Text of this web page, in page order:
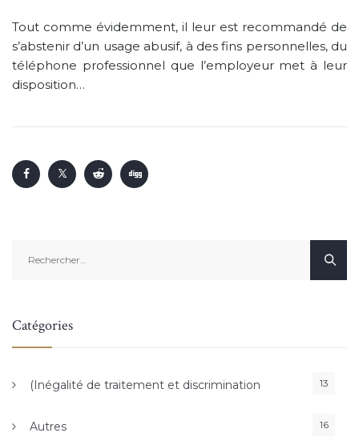
Tout comme évidemment, il leur est recommandé de
s’abstenir d’un usage abusif, à des fins personnelles, du
téléphone professionnel que l’employeur met à leur
disposition…
Catégories
(Inégalité de traitement et discrimination 13
Autres 16